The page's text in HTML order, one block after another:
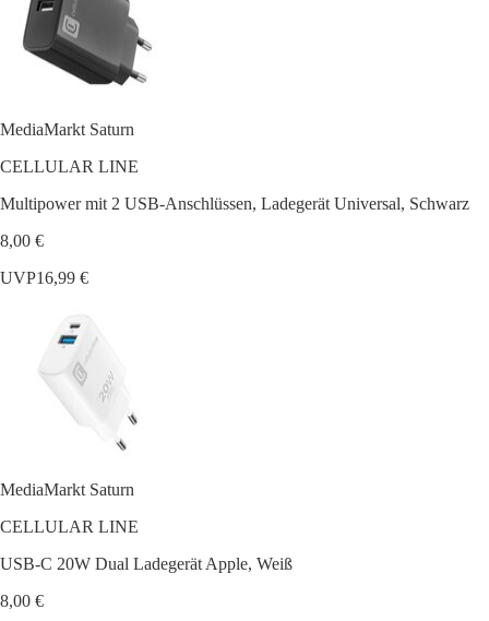
MediaMarkt Saturn
CELLULAR LINE
Multipower mit 2 USB-Anschlüssen, Ladegerät Universal, Schwarz
8,00 €
UVP16,99 €
MediaMarkt Saturn
CELLULAR LINE
USB-C 20W Dual Ladegerät Apple, Weiß
8,00 €